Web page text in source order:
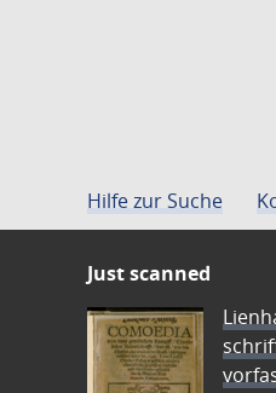
Hilfe zur Suche
Just scanned